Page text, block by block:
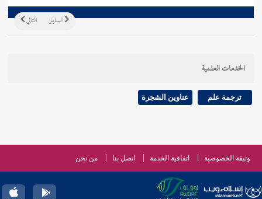
التالي السابق
الخدمات العلمية
ترجمة علم عناوين الشجرة
وثيقة الخصوصية اتفاقية الخدمة اتصل بنا من نحن